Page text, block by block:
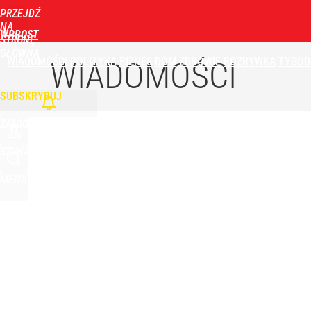
PRZEJDŹ
NA
STRONĘ
WPROST
WIADOMOŚCI POLITYKA BIZNES DOM ZDROWIE ROZRYWKA
SUBSKRYBUJ
Narzekają na Nawrockiego „jak ktoś taki został
dodaj
WIADOMOŚCI